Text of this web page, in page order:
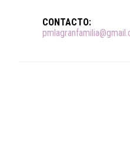
CONTACTO: